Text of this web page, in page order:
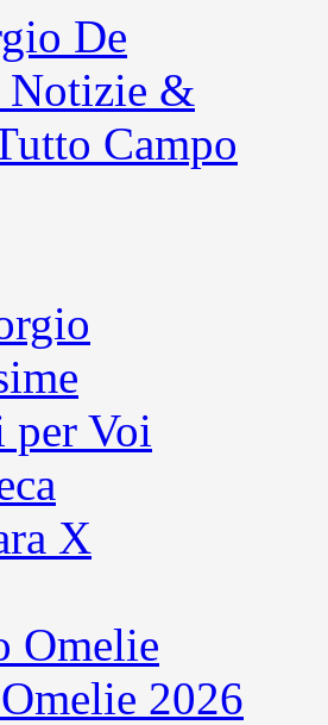
per Voi
X
Omelie
2026